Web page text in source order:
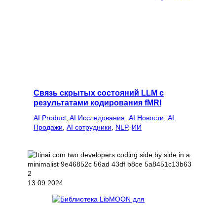
Связь скрытых состояний LLM с
результатами кодирования fMRI
AI Product AI Исследования AI Новости AI
Продажи AI сотрудники NLP, ИИ
13.09.2024